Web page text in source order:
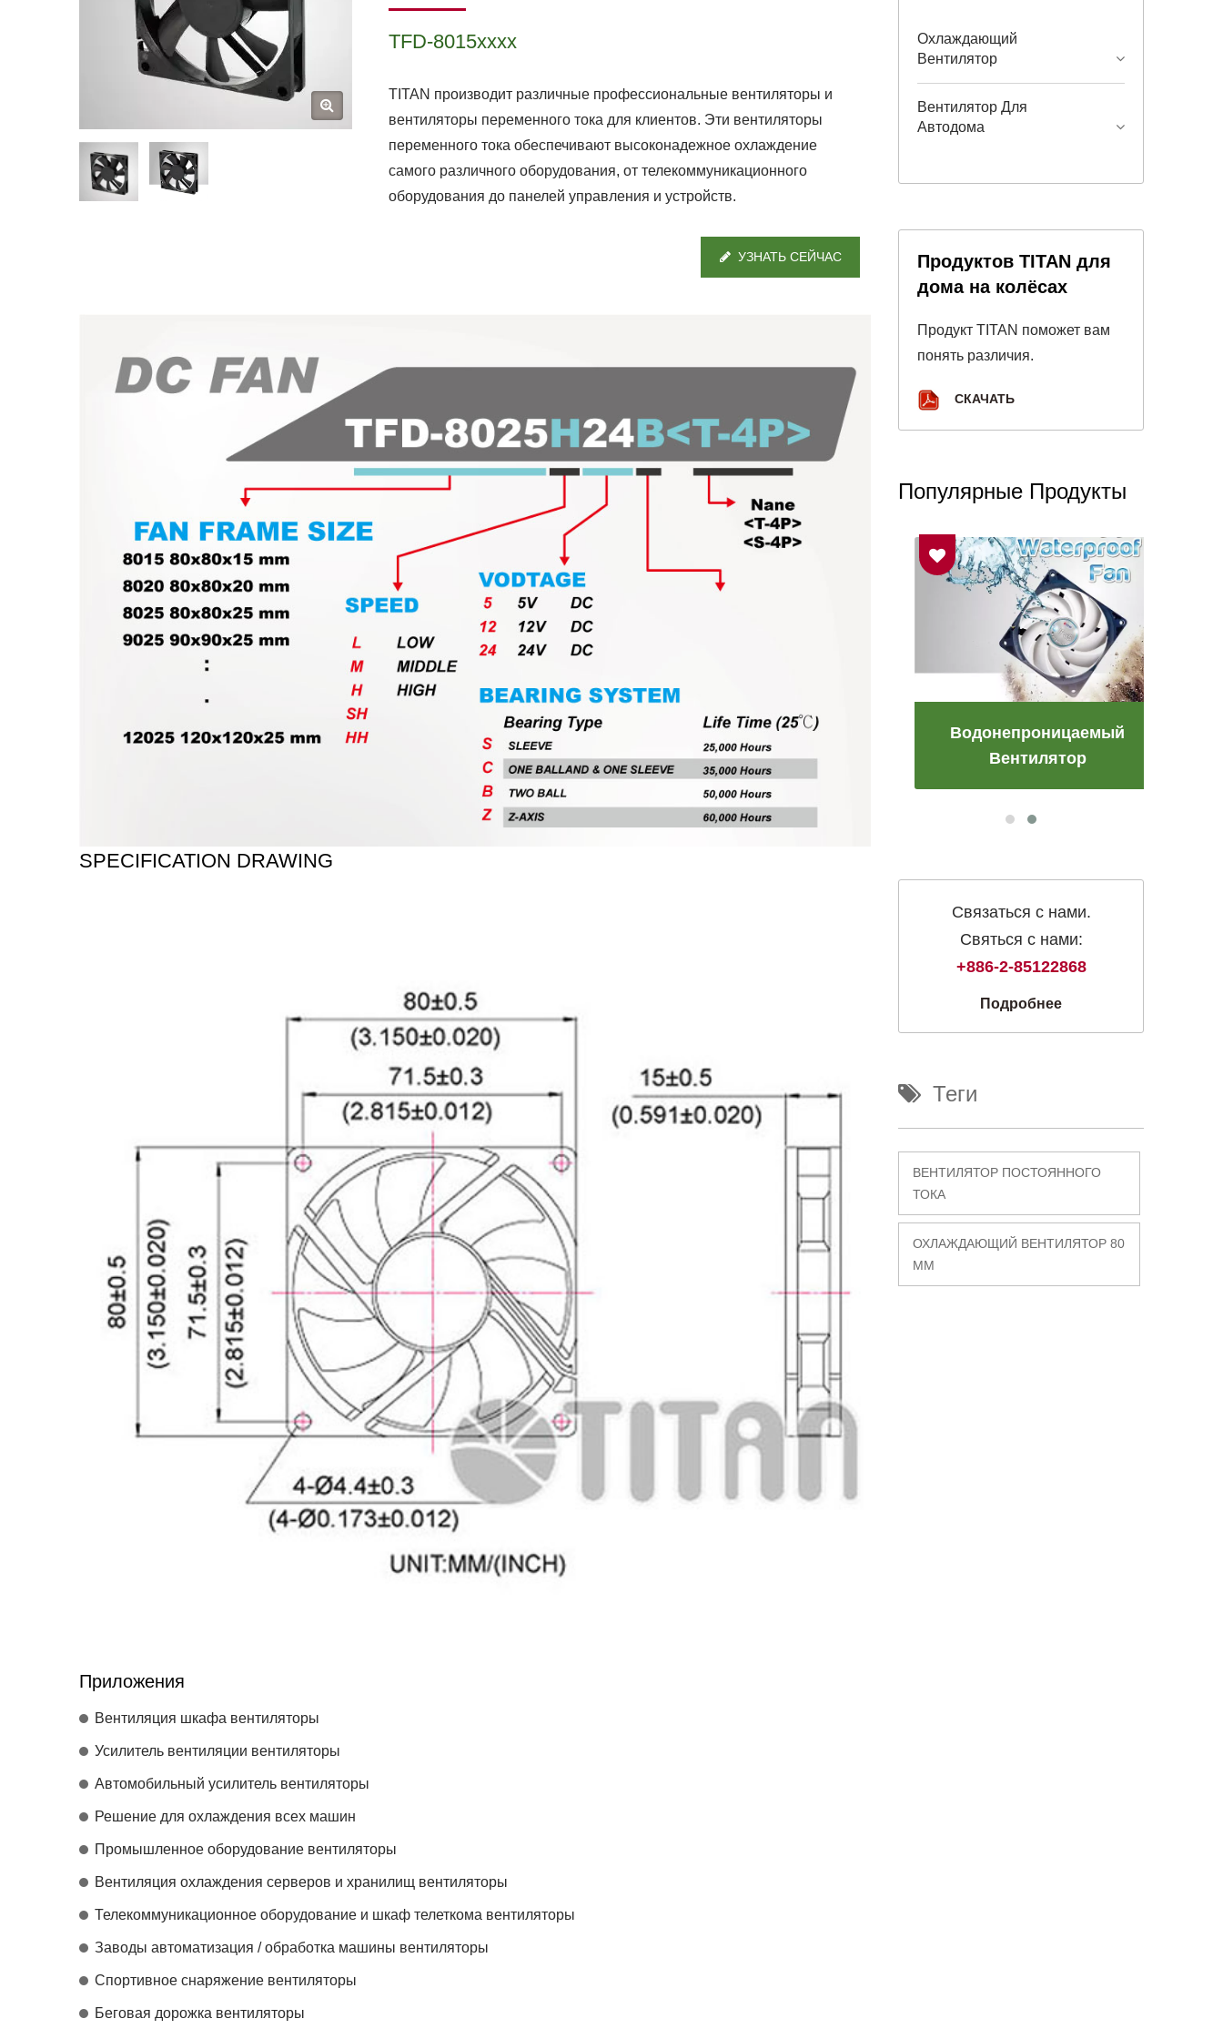
TFD-8015xxxx
TITAN производит различные профессиональные вентиляторы и
вентиляторы переменного тока для клиентов. Эти вентиляторы
переменного тока обеспечивают высоконадежное охлаждение
самого различного оборудования, от телекоммуникационного
оборудования до панелей управления и устройств.
УЗНАТЬ СЕЙЧАС
SPECIFICATION DRAWING
Приложения
Вентиляция шкафа вентиляторы
Усилитель вентиляции вентиляторы
Автомобильный усилитель вентиляторы
Решение для охлаждения всех машин
Промышленное оборудование вентиляторы
Вентиляция охлаждения серверов и хранилищ вентиляторы
Телекоммуникационное оборудование и шкаф телеткома вентиляторы
Заводы автоматизация / обработка машины вентиляторы
Спортивное снаряжение вентиляторы
Беговая дорожка вентиляторы
Охлаждающий
Вентилятор
Вентилятор Для
Автодома
Продуктов TITAN для
дома на колёсах
Продукт TITAN поможет вам
понять различия.
СКАЧАТЬ
Популярные Продукты
Вентилятор На Решетке
Водонепроницаемый
Вентилятор
Вентилятор На Решетке
Водонепроницаемый
Вентилятор
Связаться с нами.
Святься с нами:
+886-2-85122868
Подробнее
Теги
ВЕНТИЛЯТОР ПОСТОЯННОГО
ТОКА
ОХЛАЖДАЮЩИЙ ВЕНТИЛЯТОР 80
ММ